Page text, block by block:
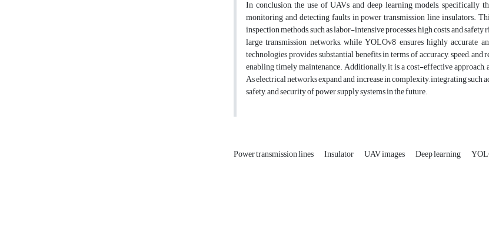
In conclusion, the use of UAVs and deep learning models,
monitoring and detecting faults in power transmission line insulators.
inspection methods, such as labor-intensive processes, high costs, and
large transmission networks, while YOLOv8 ensures highly
technologies provides substantial benefits in terms of accuracy, speed,
enabling timely maintenance. Additionally, it is a cost-effective
As electrical networks expand and increase in complexity, integrating
safety, and security of power supply systems in the future.
Power transmission lines Insulator UAV images Deep learning